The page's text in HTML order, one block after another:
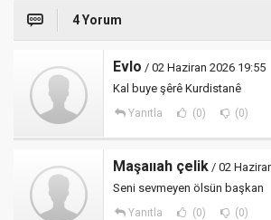
4 Yorum
Evlo / 02 Haziran 2026 19:55
Kal buye şêrê Kurdistanê
Yanıtla (0) (0)
Maşaııah çelik / 02
Seni sevmeyen ölsün başkan
Yanıtla (0) (0)